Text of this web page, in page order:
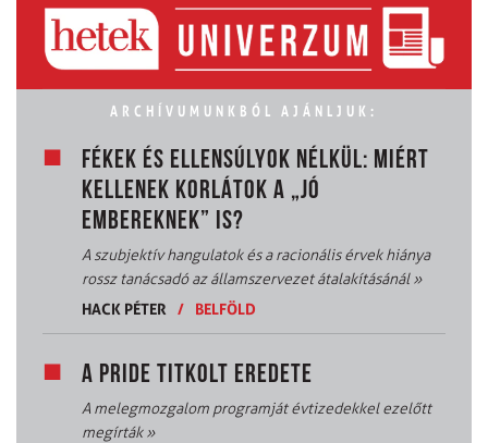
ARCHÍVUMUNKBÓL AJÁNLJUK:
FÉKEK ÉS ELLENSÚLYOK NÉLKÜL: MIÉRT
KELLENEK KORLÁTOK A „JÓ
EMBEREKNEK” IS?
A szubjektív hangulatok és a racionális érvek hiánya
rossz tanácsadó az államszervezet átalakításánál»
HACK PÉTER
/ BELFÖLD
A PRIDE TITKOLT EREDETE
A melegmozgalom programját évtizedekkel ezelőtt
megírták»